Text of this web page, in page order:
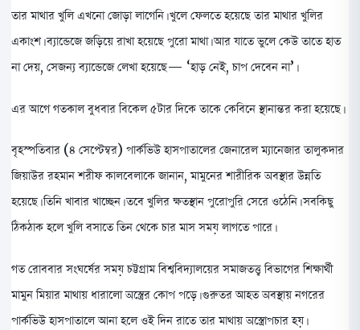
তার মাথার খুলি এখনো জোড়া লাগেনি। খুলে ফেলতে হয়েছে তার মাথার খুলির
একাংশ। ব্যান্ডেজে জড়িয়ে রাখা হয়েছে পুরো মাথা। আর যাতে ভুলে কেউ তাতে হাত
না দেয়, সেজন্য ব্যান্ডেজে লেখা হয়েছে— ‘হাড় নেই, চাপ দেবেন না’।
এর আগে গতকাল বুধবার বিকেল ৫টার দিকে তাকে কেবিনে স্থানান্তর করা হয়েছে।
বৃহস্পতিবার (৪ সেপ্টেম্বর) পার্কভিউ হাসপাতালের জেনারেল ম্যানেজার তালুকদার
জিয়াউর রহমান শরীফ কালবেলাকে জানান, মামুনের শারীরিক অবস্থার উন্নতি
হয়েছে। তিনি খাবার খাচ্ছেন। তবে খুলির ক্ষতস্থান পুরোপুরি সেরে ওঠেনি। সবকিছু
ঠিকঠাক হলে খুলি বসাতে তিন থেকে চার মাস সময় লাগতে পারে।
গত রোববার সংঘর্ষের সময় চট্টগ্রাম বিশ্ববিদ্যালয়ের সমাজতত্ত্ব বিভাগের শিক্ষার্থী
মামুন মিয়ার মাথায় ধারালো অস্ত্রের কোপ পড়ে। গুরুতর আহত অবস্থায় নগরের
পার্কভিউ হাসপাতালে আনা হলে ওই দিন রাতে তার মাথায় অস্ত্রোপচার হয়।